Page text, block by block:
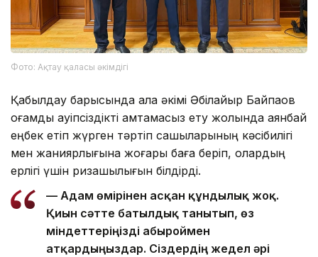
Фото: Ақтау қаласы әкімдігі
Қабылдау барысында қала әкімі Әбілқайыр Байпақов
қоғамдық қауіпсіздікті қамтамасыз ету жолында аянбай
еңбек етіп жүрген тәртіп сақшыларының кәсібилігі
мен жанқиярлығына жоғары баға беріп, олардың
ерлігі үшін ризашылығын білдірді.
— Адам өмірінен асқан құндылық жоқ.
Қиын сәтте батылдық танытып, өз
міндеттеріңізді абыроймен
атқардыңыздар. Сіздердің жедел әрі